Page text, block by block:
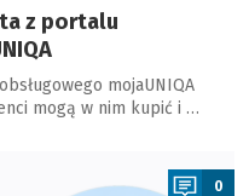
z portalu
mojaUNIQA
mogą w nim kupić i …
0